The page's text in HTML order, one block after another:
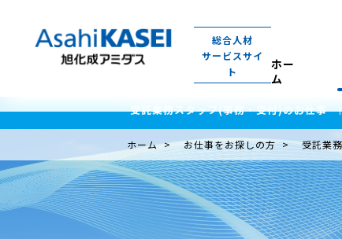
総合人材
サービスサイ
ト
ホー
ム
受託業務スタッフ(事務・受付)のお仕事
ホーム お仕事をお探しの方 受託業